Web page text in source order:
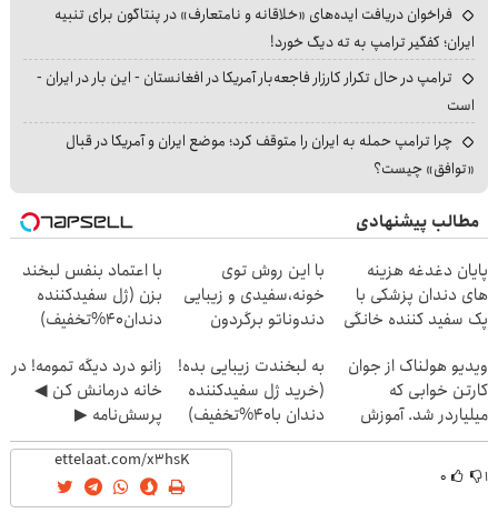
فراخوان دریافت ایده‌های «خلاقانه و نامتعارف» در پنتاگون برای تنبیه
ایران؛ کفگیر ترامپ به ته دیگ خورد!
ترامپ در حال تکرار کارزار فاجعه‌بار آمریکا در افغانستان - این بار در ایران -
است
چرا ترامپ حمله به ایران را متوقف کرد؛ موضع ایران و آمریکا در قبال
«توافق» چیست؟
مطالب پیشنهادی
پایان دغدغه هزینه
های دندان پزشکی با
پک سفید کننده خانگی
با این روش توی
خونه،سفیدی و زیبایی
دندوناتو برگردون
با اعتماد بنفس لبخند
بزن (ژل سفیدکننده
دندان40%تخفیف)
ویدیو هولناک از جوان
کارتن خوابی که
میلیاردر شد. آموزش
رایگان
به لبخندت زیبایی بده!
(خرید ژل سفیدکننده
دندان با40%تخفیف)
زانو درد دیگه تمومه! در
خانه درمانش کن ◀
پرسش‌نامه ▶
۱ ۰